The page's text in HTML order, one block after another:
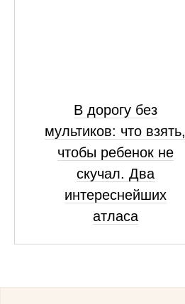
В дорогу без
мультиков: что взять,
чтобы ребенок не
скучал. Два
интереснейших
атласа